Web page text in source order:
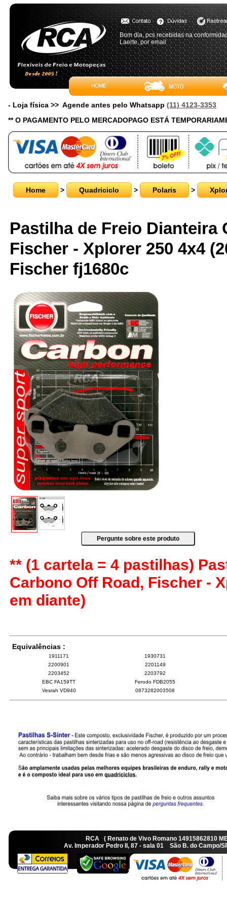
Bom dia, pcs recebidas na
Laerte, por email
- Loja física >> Agende antes pelo Whatsapp (11) 4123-3353
** O PAGAMENTO PELO MERCADOPAGO ESTÁ
Home > Quadriciclo > Polaris >
Pastilha de Freio Dianteira
Fischer - Xplorer 250 4x4
Fischer fj1680c
** (1 cartela = 4 pastilhas)
Carbono Off Road, Fischer -
em diante)
Equivalências :
1911171
1930731
2200901
2201149
2203452
2203792
EBC FA159TT
Ferodo FDB2055
Vesrah VD940
0873282003508
RCA ( Renato de Vivo Romano
Av. Imperador Pedro II, 87 - sala 01 São B. do